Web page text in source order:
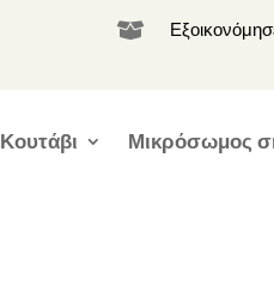

Κουτάβι Μικρόσωμος